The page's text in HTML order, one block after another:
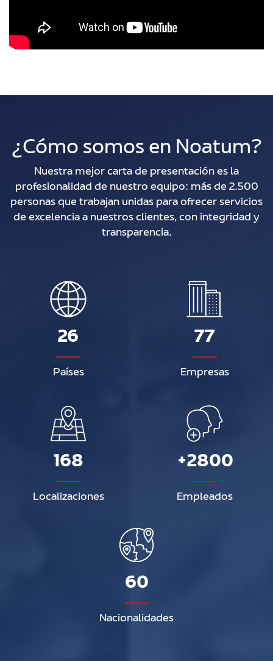
¿Cómo somos en Noatum?
Nuestra mejor carta de presentación es la
profesionalidad de nuestro equipo: más de 2.500
personas que trabajan unidas para ofrecer servicios
de excelencia a nuestros clientes, con integridad y
transparencia.
26
Países
77
Empresas
168
Localizaciones
+2800
Empleados
60
Nacionalidades